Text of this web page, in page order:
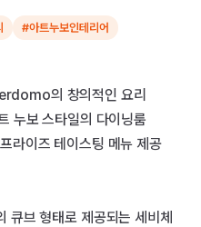
#아트누보인테리어
의 창의적인 요리
누보 스타일의 다이닝룸
라이즈 테이스팅 메뉴 제공
브 형태로 제공되는 세비체